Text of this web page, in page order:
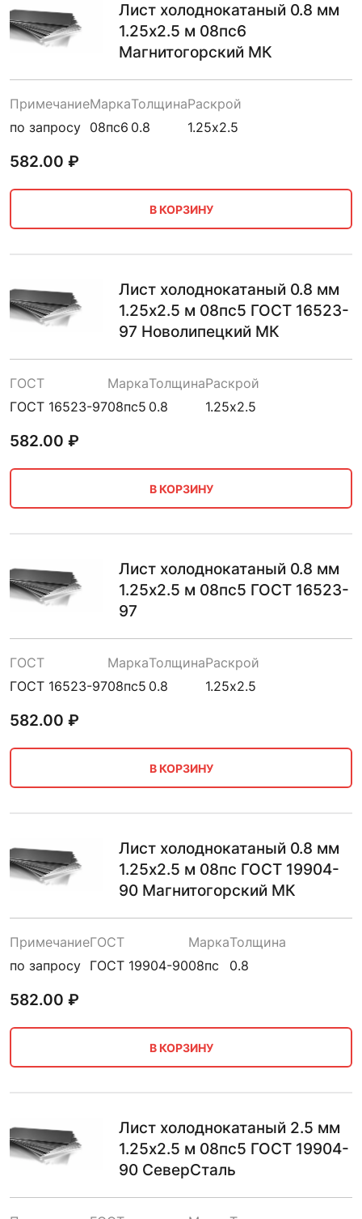
Лист холоднокатаный 0.8 мм
1.25х2.5 м 08пс6
Магнитогорский МК
Примечание
по запросу
Марка
08пс6
Толщина
0.8
Раскрой
1.25х2.5
582.00 ₽
В КОРЗИНУ
Лист холоднокатаный 0.8 мм
1.25х2.5 м 08пс5 ГОСТ 16523-
97 Новолипецкий МК
ГОСТ
ГОСТ 16523-97
Марка
08пс5
Толщина
0.8
Раскрой
1.25х2.5
582.00 ₽
В КОРЗИНУ
Лист холоднокатаный 0.8 мм
1.25х2.5 м 08пс5 ГОСТ 16523-
97
ГОСТ
ГОСТ 16523-97
Марка
08пс5
Толщина
0.8
Раскрой
1.25х2.5
582.00 ₽
В КОРЗИНУ
Лист холоднокатаный 0.8 мм
1.25х2.5 м 08пс ГОСТ 19904-
90 Магнитогорский МК
Примечание
по запросу
ГОСТ
ГОСТ 19904-90
Марка
08пс
Толщина
0.8
582.00 ₽
В КОРЗИНУ
Лист холоднокатаный 2.5 мм
1.25х2.5 м 08пс5 ГОСТ 19904-
90 СеверСталь